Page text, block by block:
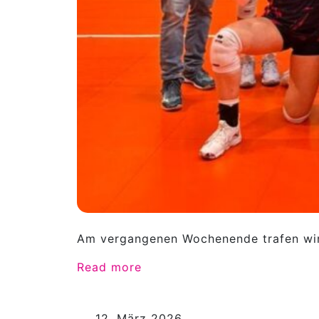
Am vergangenen Wochenende trafen
Read more